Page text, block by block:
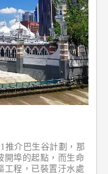
推介巴生谷計劃，那
開埠的起點，而生命
工程，已裝置汙水處